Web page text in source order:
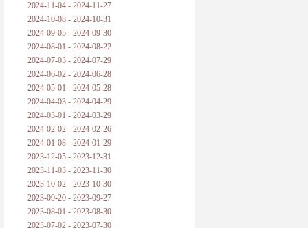
2024-11-04 - 2024-11-27
2024-10-08 - 2024-10-31
2024-09-05 - 2024-09-30
2024-08-01 - 2024-08-22
2024-07-03 - 2024-07-29
2024-06-02 - 2024-06-28
2024-05-01 - 2024-05-28
2024-04-03 - 2024-04-29
2024-03-01 - 2024-03-29
2024-02-02 - 2024-02-26
2024-01-08 - 2024-01-29
2023-12-05 - 2023-12-31
2023-11-03 - 2023-11-30
2023-10-02 - 2023-10-30
2023-09-20 - 2023-09-27
2023-08-01 - 2023-08-30
2023-07-02 - 2023-07-30